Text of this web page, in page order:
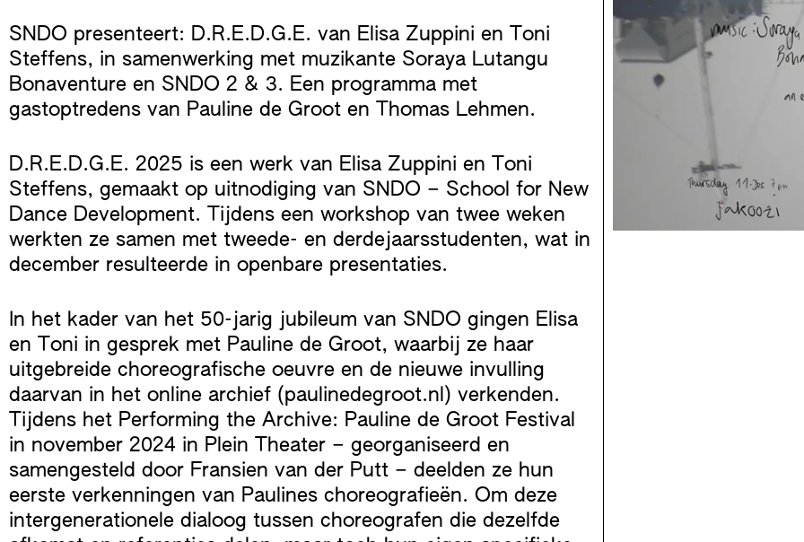
SNDO presenteert: D.R.E.D.G.E. van Elisa Zuppini en Toni
Steffens, in samenwerking met muzikante Soraya Lutangu
Bonaventure en SNDO 2 & 3. Een programma met
gastoptredens van Pauline de Groot en Thomas Lehmen.
D.R.E.D.G.E. 2025 is een werk van Elisa Zuppini en Toni
Steffens, gemaakt op uitnodiging van SNDO – School for New
Dance Development. Tijdens een workshop van twee weken
werkten ze samen met tweede- en derdejaarsstudenten, wat in
december resulteerde in openbare presentaties.
In het kader van het 50-jarig jubileum van SNDO gingen Elisa
en Toni in gesprek met Pauline de Groot, waarbij ze haar
uitgebreide choreografische oeuvre en de nieuwe invulling
daarvan in het online archief (paulinedegroot.nl) verkenden.
Tijdens het Performing the Archive: Pauline de Groot Festival
in november 2024 in Plein Theater – georganiseerd en
samengesteld door Fransien van der Putt – deelden ze hun
eerste verkenningen van Paulines choreografieën. Om deze
intergenerationele dialoog tussen choreografen die dezelfde